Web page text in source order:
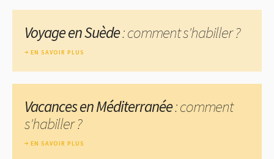
Voyage en Suède: comment s'habiller ?
EN SAVOIR PLUS
Vacances en Méditerranée: comment
s'habiller ?
EN SAVOIR PLUS